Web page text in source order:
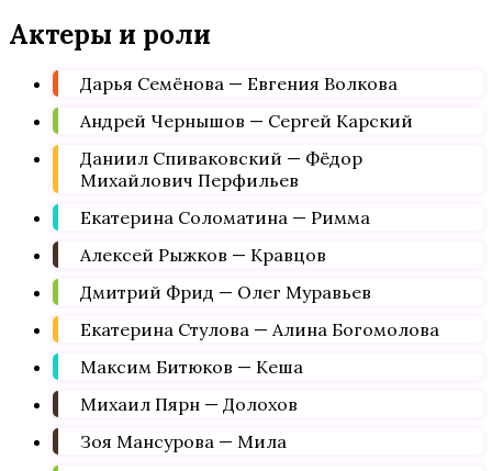
Актеры и роли
Дарья Семёнова — Евгения Волкова
Андрей Чернышов — Сергей Карский
Даниил Спиваковский — Фёдор
Михайлович Перфильев
Екатерина Соломатина — Римма
Алексей Рыжков — Кравцов
Дмитрий Фрид — Олег Муравьев
Екатерина Стулова — Алина Богомолова
Максим Битюков — Кеша
Михаил Пярн — Долохов
Зоя Мансурова — Мила